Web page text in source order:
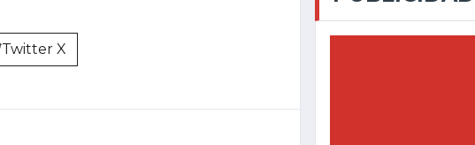
Twitter X